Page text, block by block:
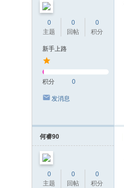
0
主题
0
回帖
0
积分
新手上路
积分 0
发消息
何睿90
0
主题
0
回帖
0
积分